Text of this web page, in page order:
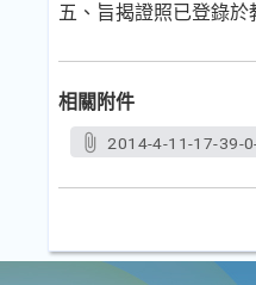
五、旨揭證照已登錄
相關附件
2014-4-11-17-39-